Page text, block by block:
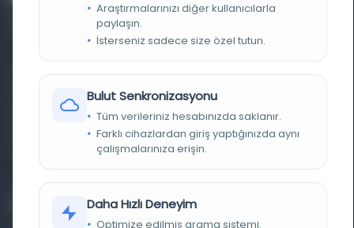
basma eserleri, arşiv belgelerini, süreli yayınları ve görsel
materyalleri bir araya getiren kapsamlı bir dijital
kütüphane ve meta katalog.
34320 İstanbul
Araştırmalarınızı diğer kullanıcılarla
paylaşın.
İsterseniz sadece size özel tutun.
Bulut Senkronizasyonu
Tüm verileriniz hesabınızda saklanır.
Farklı cihazlardan giriş yaptığınızda aynı
çalışmalarınıza erişin.
Daha Hızlı Deneyim
Optimize edilmiş arama sistemi.